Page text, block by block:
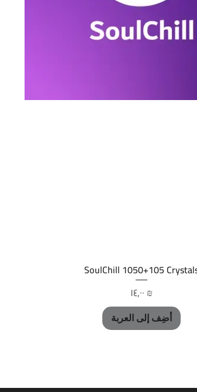
العرض السريع
SoulChill 1050+105
السعر
‏١٤٫٠٠ ₪
أضِف إلى العربة